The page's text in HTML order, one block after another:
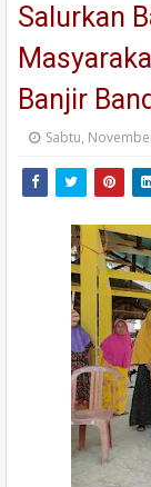
Salurkan
Banjir
Sabtu,